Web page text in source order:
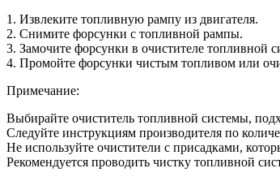
1. Извлеките топливную рампу из двигателя.
2. Снимите форсунки с топливной рампы.
3. Замочите форсунки в очистителе топливной
4. Промойте форсунки чистым топливом или
Примечание:
Выбирайте очиститель топливной системы,
Следуйте инструкциям производителя по
Не используйте очистители с присадками,
Рекомендуется проводить чистку топливной